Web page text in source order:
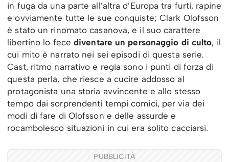
in fuga da una parte all’altra d’Europa tra furti, rapine
e ovviamente tutte le sue conquiste; Clark Olofsson
è stato un rinomato casanova, e il suo carattere
libertino lo fecediventare un personaggio di culto, il
cui mito è narrato nei sei episodi di questa serie.
Cast, ritmo narrativo e regia sono i punti di forza di
questa perla, che riesce a cucire addosso al
protagonista una storia avvincente e allo stesso
tempo dai sorprendenti tempi comici, per via dei
modi di fare di Olofsson e delle assurde e
rocambolesco situazioni in cui era solito cacciarsi.
PUBBLICITÀ